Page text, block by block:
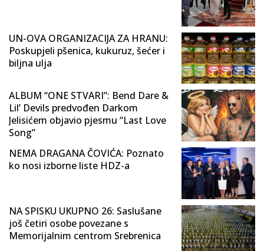
UN-OVA ORGANIZACIJA ZA HRANU:
Poskupjeli pšenica, kukuruz, šećer i
biljna ulja
ALBUM “ONE STVARI”: Bend Dare &
Lil’ Devils predvođen Darkom
Jelisićem objavio pjesmu “Last Love
Song”
NEMA DRAGANA ČOVIĆA: Poznato
ko nosi izborne liste HDZ-a
NA SPISKU UKUPNO 26: Saslušane
još četiri osobe povezane s
Memorijalnim centrom Srebrenica